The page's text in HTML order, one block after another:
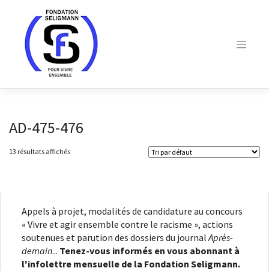
AD-475-476
13 résultats affichés
Appels à projet, modalités de candidature au concours
« Vivre et agir ensemble contre le racisme », actions
soutenues et parution des dossiers du journalAprès-
demain... Tenez-vous informés en vous abonnant à
l'infolettre mensuelle de la Fondation Seligmann.